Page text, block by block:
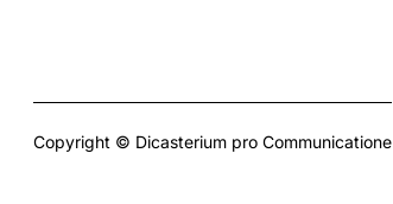
Copyright © Dicasterium pro Communicatione